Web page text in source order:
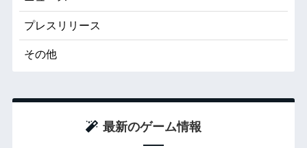
プレスリリース
その他
最新のゲーム情報